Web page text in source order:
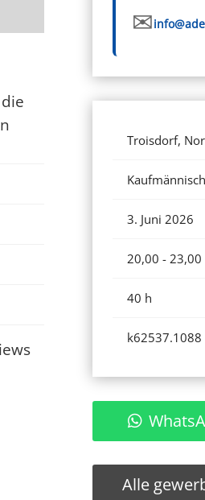
Troisdorf,
Kaufmännisch
3. Juni 2026
20,00 - 23,00
40 h
k62537.1088
Alle